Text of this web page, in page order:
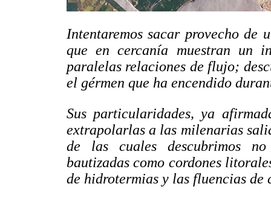
Intentaremos sacar provecho de
que en cercanía muestran un
paralelas relaciones de flujo;
el gérmen que ha encendido
Sus particularidades, ya
extrapolarlas a las milenarias
de las cuales descubrimos no
bautizadas como cordones
de hidrotermias y las fluencias